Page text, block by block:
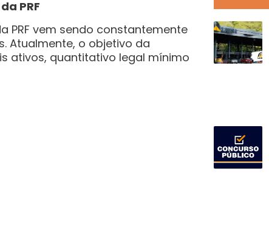
PRF
PRF vem sendo constantemente
Atualmente, o objetivo da
ativos, quantitativo legal mínimo